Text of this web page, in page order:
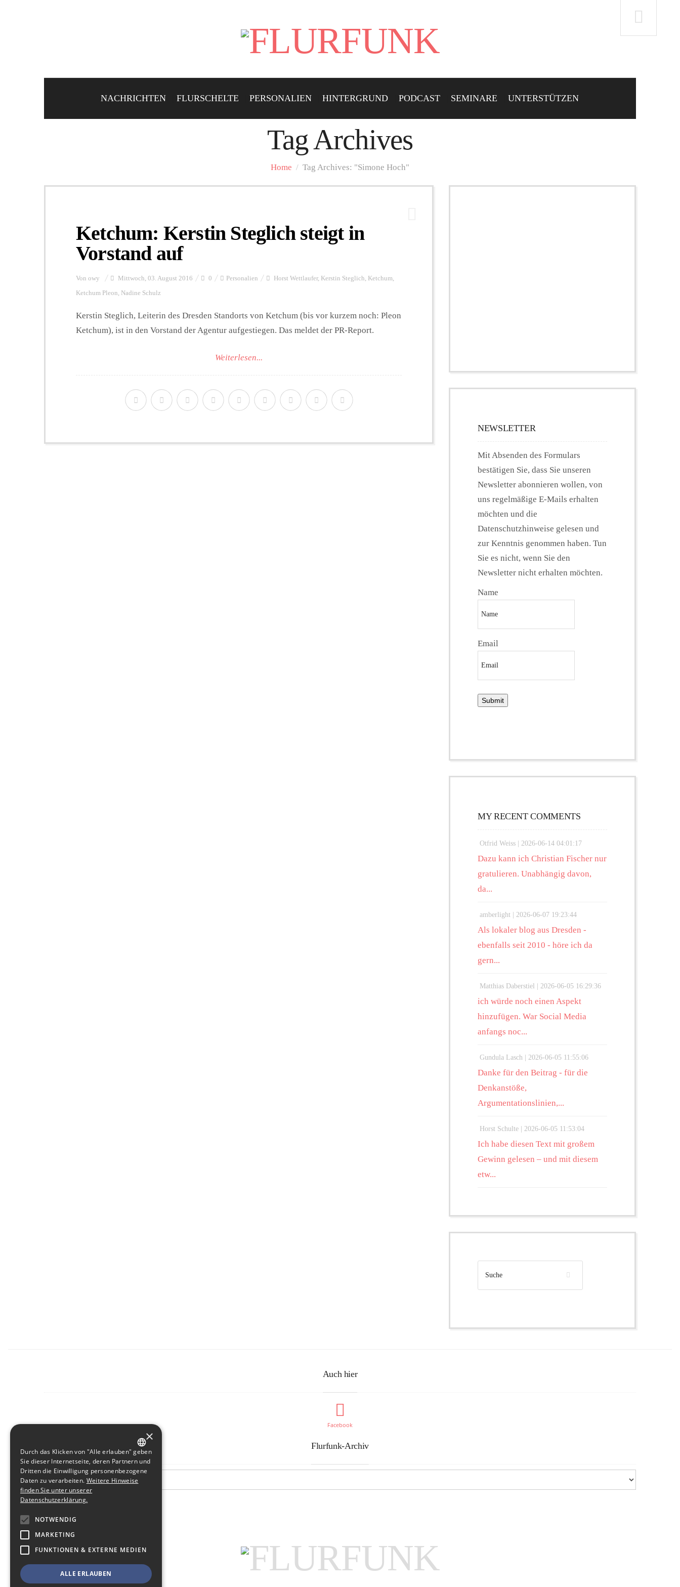
NACHRICHTEN FLURSCHELTE PERSONALIEN HINTERGRUND PODCAST SEMINARE UNTERSTÜTZEN
Tag Archives
Home / Tag Archives: "Simone Hoch"
Ketchum: Kerstin Steglich steigt in
Vorstand auf
Von owy Mittwoch, 03. August 2016 0 Personalien Horst Wettlaufer, Kerstin Steglich Ketchum
Ketchum Pleon Nadine Schulz
Kerstin Steglich, Leiterin des Dresden Standorts von Ketchum (bis vor kurzem noch: Pleon
Ketchum), ist in den Vorstand der Agentur aufgestiegen. Das meldet der PR-Report.
Weiterlesen...
NEWSLETTER
Mit Absenden des Formulars
bestätigen Sie, dass Sie unseren
Newsletter abonnieren wollen, von
uns regelmäßige E-Mails erhalten
möchten und die
Datenschutzhinweise gelesen und
zur Kenntnis genommen haben. Tun
Sie es nicht, wenn Sie den
Newsletter nicht erhalten möchten.
Name
Email
MY RECENT COMMENTS
Otfrid Weiss | 2026-06-14 04:01:17
Dazu kann ich Christian Fischer nur
gratulieren. Unabhängig davon,
da...
amberlight | 2026-06-07 19:23:44
Als lokaler blog aus Dresden -
ebenfalls seit 2010 - höre ich da
gern...
Matthias Daberstiel | 2026-06-05 16:29:36
ich würde noch einen Aspekt
hinzufügen. War Social Media
anfangs noc...
Gundula Lasch | 2026-06-05 11:55:06
Danke für den Beitrag - für die
Denkanstöße,
Argumentationslinien,...
Horst Schulte | 2026-06-05 11:53:04
Ich habe diesen Text mit großem
Gewinn gelesen – und mit diesem
etw...
Auch hier
Facebook
Flurfunk-Archiv
GERMAN
ENGLISH
×
Durch das Klicken von "Alle erlauben" geben
Sie dieser Internetseite, deren Partnern und
Dritten die Einwilligung personenbezogene
Daten zu verarbeiten. Weitere Hinweise
finden Sie unter unserer
Datenschutzerklärung.
NOTWENDIG
MARKETING
FUNKTIONEN & EXTERNE MEDIEN
ALLE ERLAUBEN